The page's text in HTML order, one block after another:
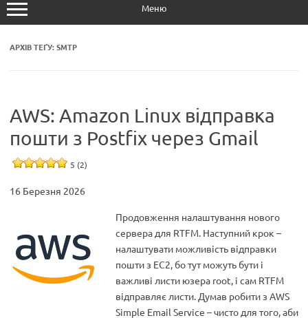
Меню
АРХІВ ТЕҐУ:SMTP
AWS: Amazon Linux відправка
пошти з Postfix через Gmail
5 (2)
16 Березня 2026
Продовження налаштування нового
сервера для RTFM. Наступний крок –
налаштувати можливість відправки
пошти з EC2, бо тут можуть бути і
важливі листи юзера root, і сам RTFM
відправляє листи. Думав робити з AWS
Simple Email Service – чисто для того, аби